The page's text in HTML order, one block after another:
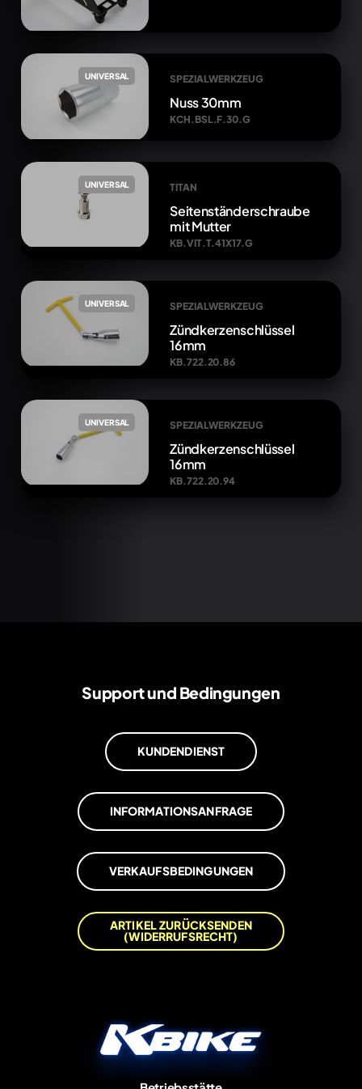
UNIVERSAL SPEZIALWERKZEUG
Nuss 30mm
KCH.BSL.F.30.G
UNIVERSAL TITAN
Seitenständerschraube
mit Mutter
KB.VIT.T.41X17.G
UNIVERSAL SPEZIALWERKZEUG
Zündkerzenschlüssel
16mm
KB.722.20.86
UNIVERSAL SPEZIALWERKZEUG
Zündkerzenschlüssel
16mm
KB.722.20.94
Support und Bedingungen
KUNDENDIENST
INFORMATIONSANFRAGE
VERKAUFSBEDINGUNGEN
ARTIKEL ZURÜCKSENDEN
(WIDERRUFSRECHT)